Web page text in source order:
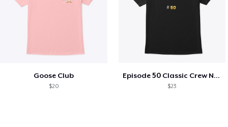
Goose Club
$20
Episode 50 Classic Crew Neck T-Shirt
$23